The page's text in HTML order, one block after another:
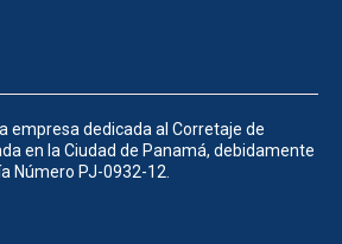
empresa dedicada al Corretaje de
en la Ciudad de Panamá, debidamente
Número PJ-0932-12.